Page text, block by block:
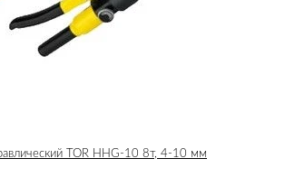
TOR HHG-10 8т, 4-10 мм